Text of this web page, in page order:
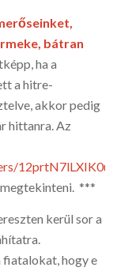
bát­ran
ha a
a hitre-
akkor pedig
hittanra. Az
***
kerül sor a
fiatalokat, hogy e